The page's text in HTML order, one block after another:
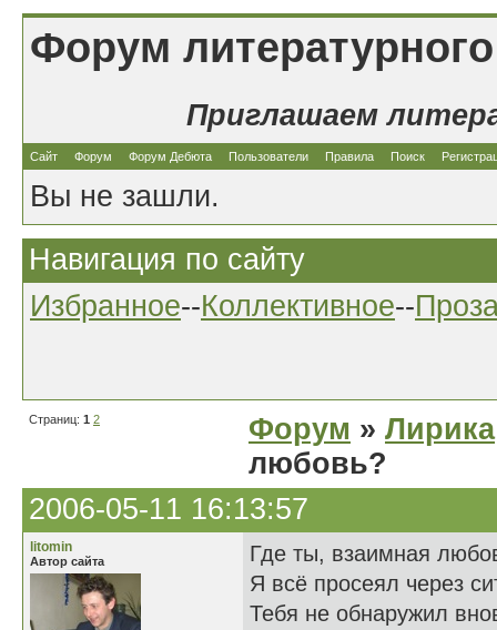
Форум
Приглашаем
Сайт Форум Форум Дебюта Пользователи Правила Поиск
Вы не зашли.
Навигация по сайту
Избранное--Коллективное--
Страниц: 1 2 Форум » Лирика
любовь?
2006-05-11 16:13:57
litomin
Автор сайта
Где ты, взаимная
Я всё просеял через
Тебя не обнаружил